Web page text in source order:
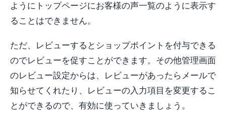
ようにトップページにお客様の声一覧のように表示す
ることはできません。
ただ、レビューするとショップポイントを付与できる
のでレビューを促すことができます。その他管理画面
のレビュー設定からは、レビューがあったらメールで
知らせてくれたり、レビューの入力項目を変更するこ
とができるので、有効に使っていきましょう。